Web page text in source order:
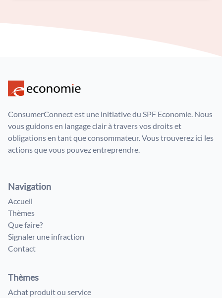
ConsumerConnect est une initiative du SPF Economie. Nous
vous guidons en langage clair à travers vos droits et
obligations en tant que consommateur. Vous trouverez ici les
actions que vous pouvez entreprendre.
Navigation
Accueil
Thèmes
Que faire?
Signaler une infraction
Contact
Thèmes
Achat produit ou service